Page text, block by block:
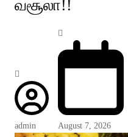
வசூலா!!
admin August 7, 2026